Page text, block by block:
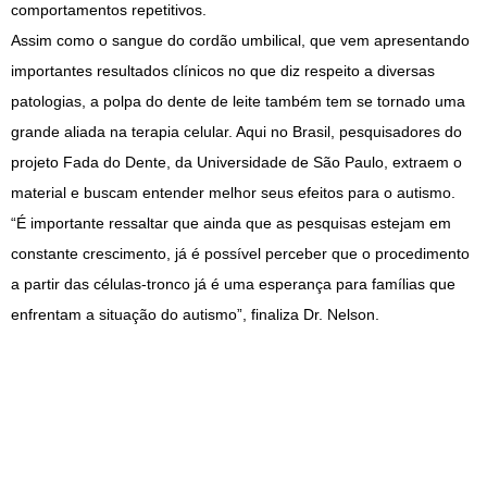
comportamentos repetitivos.
Assim como o sangue do cordão umbilical, que vem apresentando
importantes resultados clínicos no que diz respeito a diversas
patologias, a polpa do dente de leite também tem se tornado uma
grande aliada na terapia celular. Aqui no Brasil, pesquisadores do
projeto Fada do Dente, da Universidade de São Paulo, extraem o
material e buscam entender melhor seus efeitos para o autismo.
“É importante ressaltar que ainda que as pesquisas estejam em
constante crescimento, já é possível perceber que o procedimento
a partir das células-tronco já é uma esperança para famílias que
enfrentam a situação do autismo”, finaliza Dr. Nelson.